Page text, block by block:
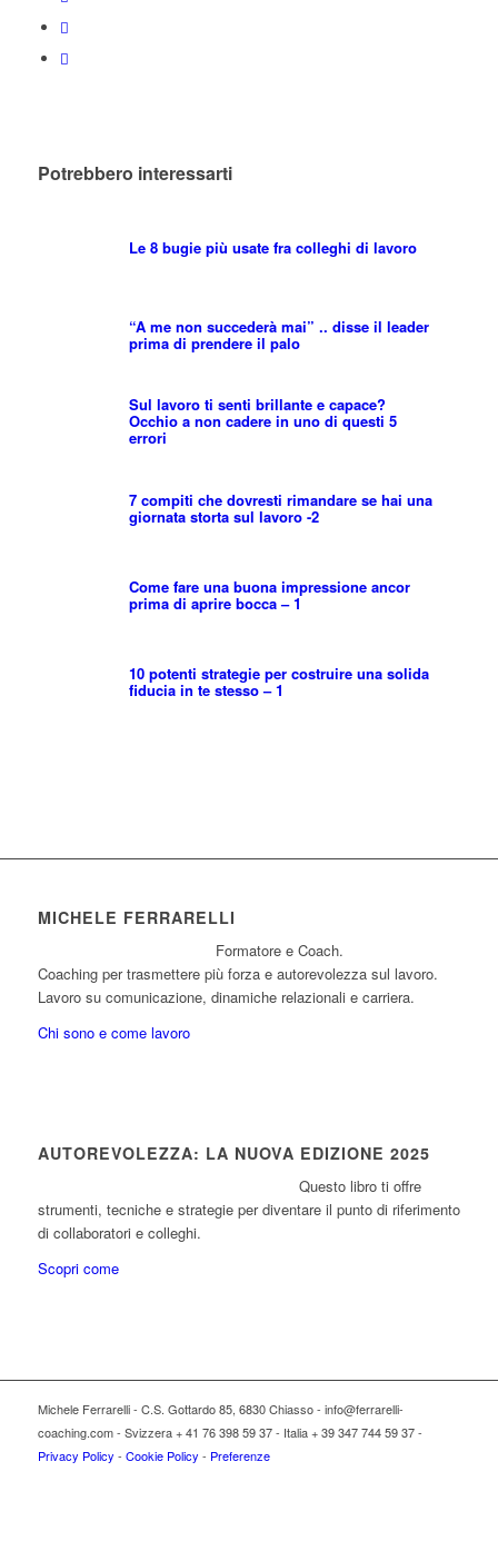
Potrebbero interessarti
Le 8 bugie più usate fra colleghi di lavoro
“A me non succederà mai” .. disse il leader
prima di prendere il palo
Sul lavoro ti senti brillante e capace?
Occhio a non cadere in uno di questi 5
errori
7 compiti che dovresti rimandare se hai una
giornata storta sul lavoro -2
Come fare una buona impressione ancor
prima di aprire bocca – 1
10 potenti strategie per costruire una solida
fiducia in te stesso – 1
MICHELE FERRARELLI
Formatore e Coach.
Coaching per trasmettere più forza e autorevolezza sul lavoro.
Lavoro su comunicazione, dinamiche relazionali e carriera.
Chi sono e come lavoro
AUTOREVOLEZZA: LA NUOVA EDIZIONE 2025
Questo libro ti offre
strumenti, tecniche e strategie per diventare il punto di riferimento
di collaboratori e colleghi.
Scopri come
Michele Ferrarelli - C.S. Gottardo 85, 6830 Chiasso - info@ferrarelli-
coaching.com - Svizzera + 41 76 398 59 37 - Italia + 39 347 744 59 37 -
Privacy Policy - Cookie Policy - Preferenze